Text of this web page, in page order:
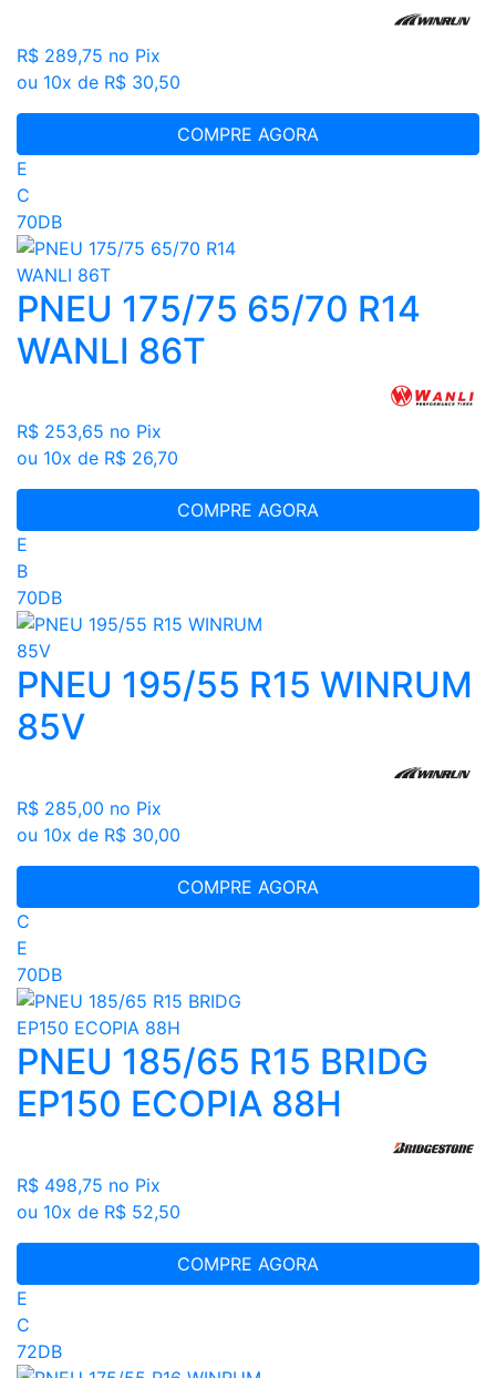
R$ 289,75 no Pix
ou 10x de R$ 30,50
COMPRE AGORA
E
C
70DB
PNEU 175/75 65/70 R14
WANLI 86T
R$ 253,65 no Pix
ou 10x de R$ 26,70
COMPRE AGORA
E
B
70DB
PNEU 195/55 R15 WINRUM
85V
R$ 285,00 no Pix
ou 10x de R$ 30,00
COMPRE AGORA
C
E
70DB
PNEU 185/65 R15 BRIDG
EP150 ECOPIA 88H
R$ 498,75 no Pix
ou 10x de R$ 52,50
COMPRE AGORA
E
C
72DB